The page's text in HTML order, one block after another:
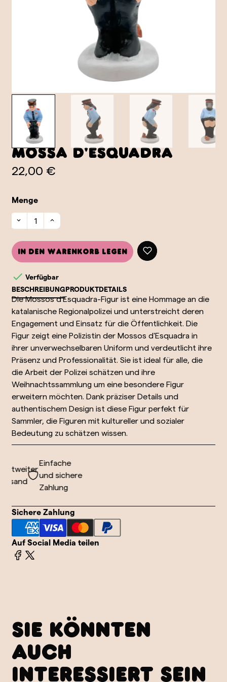
Mossa d'esquadra
22,00 €
Menge
In den Warenkorb legen
 Verfügbar
BESCHREIBUNGPRODUKTDETAILS
Die Mossos d'Esquadra-Figur ist eine Hommage an die
katalanische Regionalpolizei und unterstreicht deren
Engagement und Einsatz für die Öffentlichkeit. Die
Figur zeigt eine Polizistin der Mossos d'Esquadra in
ihrer unverwechselbaren Uniform und verdeutlicht ihre
Präsenz und Professionalität. Sie ist ideal für alle, die
die Arbeit der Polizei schätzen und ihre
Weihnachtssammlung um eine besondere Figur
erweitern möchten. Dank präziser Details und
authentischem Design ist diese Figur perfekt für
Sammler, die Figuren mit kultureller und sozialer
Bedeutung zu schätzen wissen.
Einfache
und sichere
Zahlung
Sichere Zahlung
Auf Social Media teilen
SIE KÖNNTEN
AUCH
INTERESSIERT SEIN